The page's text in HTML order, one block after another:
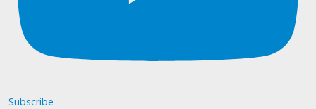
Subscribe